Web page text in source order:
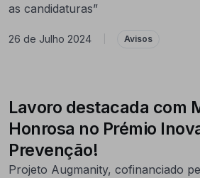
as candidaturas”
26 de Julho 2024 Avisos
Lavoro destacada com
Honrosa no Prémio
Prevenção!
Projeto Augmanity, cofinanciado